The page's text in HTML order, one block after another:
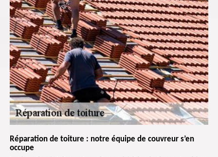
Réparation de toiture : notre équipe de couvreur s’en
occupe